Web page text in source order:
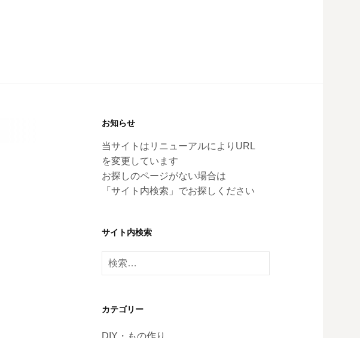
お知らせ
当サイトはリニューアルによりURL
を変更しています
お探しのページがない場合は
「サイト内検索」でお探しください
サイト内検索
検
索:
カテゴリー
DIY・もの作り